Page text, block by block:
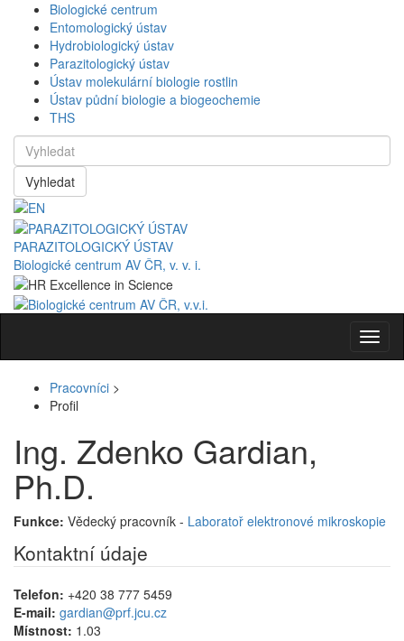
Biologické centrum
Entomologický ústav
Hydrobiologický ústav
Parazitologický ústav
Ústav molekulární biologie rostlin
Ústav půdní biologie a biogeochemie
THS
Vyhledat
PARAZITOLOGICKÝ ÚSTAV
Biologické centrum AV ČR, v. v. i.
Pracovníci >
Profil
Ing. Zdenko Gardian,
Ph.D.
Funkce: Vědecký pracovník - Laboratoř elektronové mikroskopie
Kontaktní údaje
Telefon: +420 38 777 5459
E-mail: gardian@prf.jcu.cz
Místnost: 1.03